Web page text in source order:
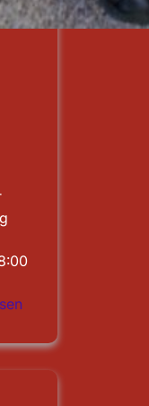
abgelegt